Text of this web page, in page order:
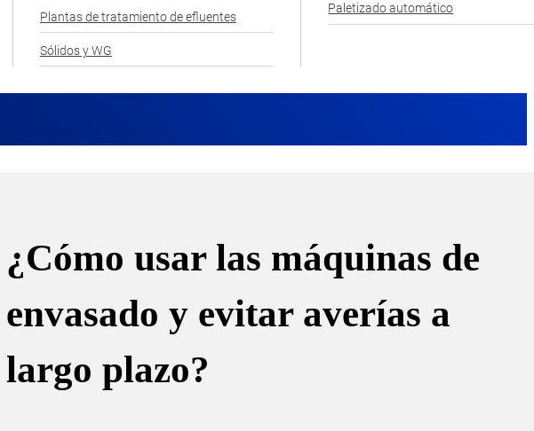
Plantas de tratamiento de efluentes
Sólidos y WG
Paletizado automático
¿Cómo usar las máquinas de
envasado y evitar averías a
largo plazo?